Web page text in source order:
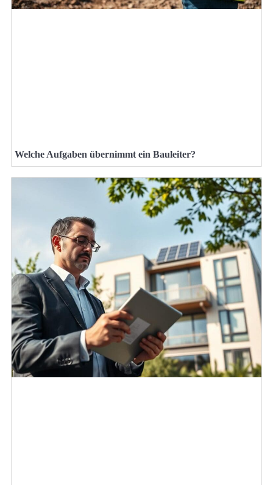
Welche Aufgaben übernimmt ein Bauleiter?